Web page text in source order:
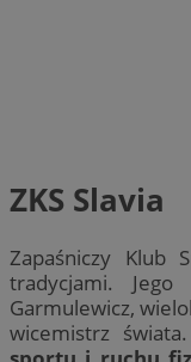
ZKS Slavia
Zapaśniczy Klub
tradycjami.
Garmulewicz,
wicemistrz świata.